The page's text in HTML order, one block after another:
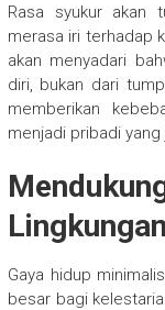
Rasa syukur akan
merasa iri terhadap
akan menyadari
diri, bukan dari
memberikan
menjadi pribadi
Gaya hidup
besar bagi